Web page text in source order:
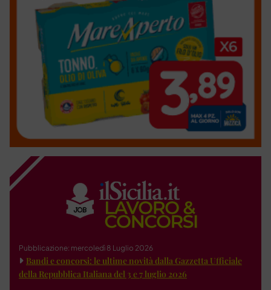
Pubblicazione: mercoledì 8 Luglio 2026
Bandi e concorsi: le ultime novità dalla Gazzetta Ufficiale
della Repubblica Italiana del 3 e 7 luglio 2026